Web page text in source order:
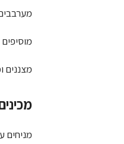
מצננים
מכינים 3
מניחים